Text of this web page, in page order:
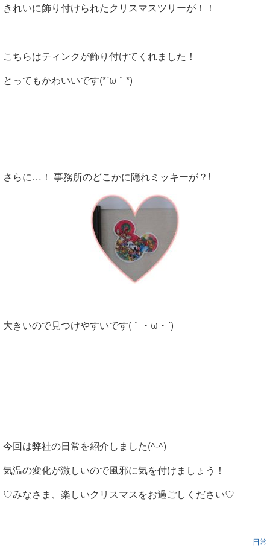
きれいに飾り付けられたクリスマスツリーが！！
こちらはティンクが飾り付けてくれました！
とってもかわいいです(*´ω｀*)
さらに…！ 事務所のどこかに隠れミッキーが？!
大きいので見つけやすいです(｀・ω・´)
今回は弊社の日常を紹介しました(^-^)
気温の変化が激しいので風邪に気を付けましょう！
♡みなさま、楽しいクリスマスをお過ごしください♡
| 日常